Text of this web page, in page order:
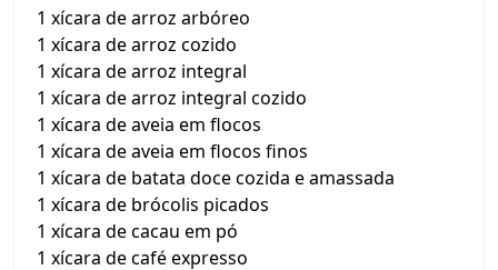
1 xícara de arroz arbóreo
1 xícara de arroz cozido
1 xícara de arroz integral
1 xícara de arroz integral cozido
1 xícara de aveia em flocos
1 xícara de aveia em flocos finos
1 xícara de batata doce cozida e amassada
1 xícara de brócolis picados
1 xícara de cacau em pó
1 xícara de café expresso